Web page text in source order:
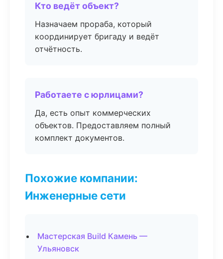
Кто ведёт объект?
Назначаем прораба, который
координирует бригаду и ведёт
отчётность.
Работаете с юрлицами?
Да, есть опыт коммерческих
объектов. Предоставляем полный
комплект документов.
Похожие компании:
Инженерные сети
Мастерская Build Камень —
Ульяновск